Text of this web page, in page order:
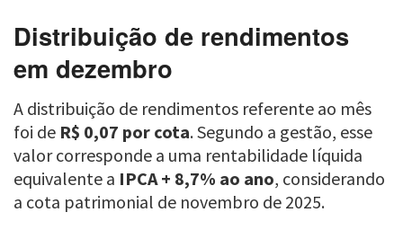
Distribuição de rendimentos
em dezembro
A distribuição de rendimentos referente ao mês
foi de R$ 0,07 por cota. Segundo a gestão, esse
valor corresponde a uma rentabilidade líquida
equivalente a IPCA + 8,7% ao ano, considerando
a cota patrimonial de novembro de 2025.